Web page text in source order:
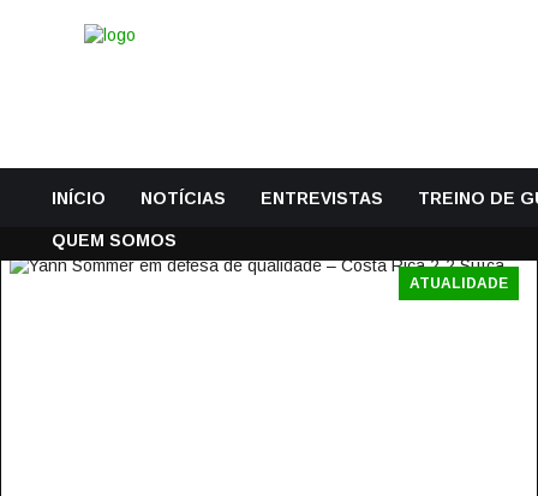
INÍCIO NOTÍCIAS ENTREVISTAS TREINO DE
QUEM SOMOS
ATUALIDADE